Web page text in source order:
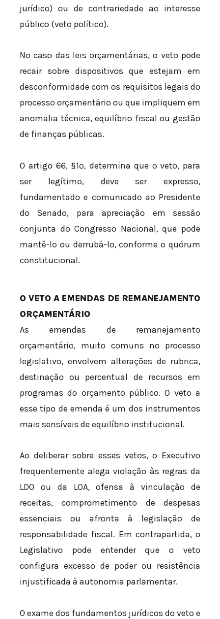
jurídico) ou de contrariedade ao interesse
público (veto político).
No caso das leis orçamentárias, o veto pode
recair sobre dispositivos que estejam em
desconformidade com os requisitos legais do
processo orçamentário ou que impliquem em
anomalia técnica, equilíbrio fiscal ou gestão
de finanças públicas.
O artigo 66, §1º, determina que o veto, para
ser legítimo, deve ser expresso,
fundamentado e comunicado ao Presidente
do Senado, para apreciação em sessão
conjunta do Congresso Nacional, que pode
mantê-lo ou derrubá-lo, conforme o quórum
constitucional.
O VETO A EMENDAS DE REMANEJAMENTO
ORÇAMENTÁRIO
As emendas de remanejamento
orçamentário, muito comuns no processo
legislativo, envolvem alterações de rubrica,
destinação ou percentual de recursos em
programas do orçamento público. O veto a
esse tipo de emenda é um dos instrumentos
mais sensíveis de equilíbrio institucional.
Ao deliberar sobre esses vetos, o Executivo
frequentemente alega violação às regras da
LDO ou da LOA, ofensa à vinculação de
receitas, comprometimento de despesas
essenciais ou afronta à legislação de
responsabilidade fiscal. Em contrapartida, o
Legislativo pode entender que o veto
configura excesso de poder ou resistência
injustificada à autonomia parlamentar.
O exame dos fundamentos jurídicos do veto e